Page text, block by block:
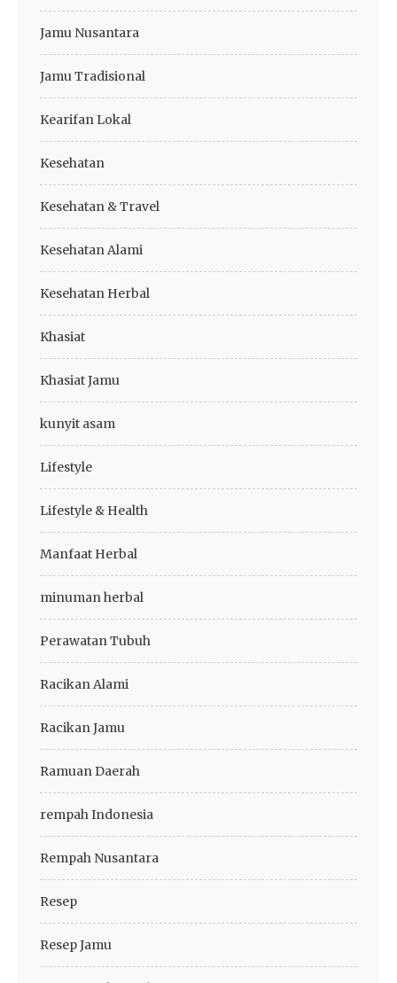
Jamu Nusantara
Jamu Tradisional
Kearifan Lokal
Kesehatan
Kesehatan & Travel
Kesehatan Alami
Kesehatan Herbal
Khasiat
Khasiat Jamu
kunyit asam
Lifestyle
Lifestyle & Health
Manfaat Herbal
minuman herbal
Perawatan Tubuh
Racikan Alami
Racikan Jamu
Ramuan Daerah
rempah Indonesia
Rempah Nusantara
Resep
Resep Jamu